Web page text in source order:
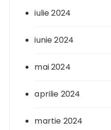
iulie 2024
iunie 2024
mai 2024
aprilie 2024
martie 2024